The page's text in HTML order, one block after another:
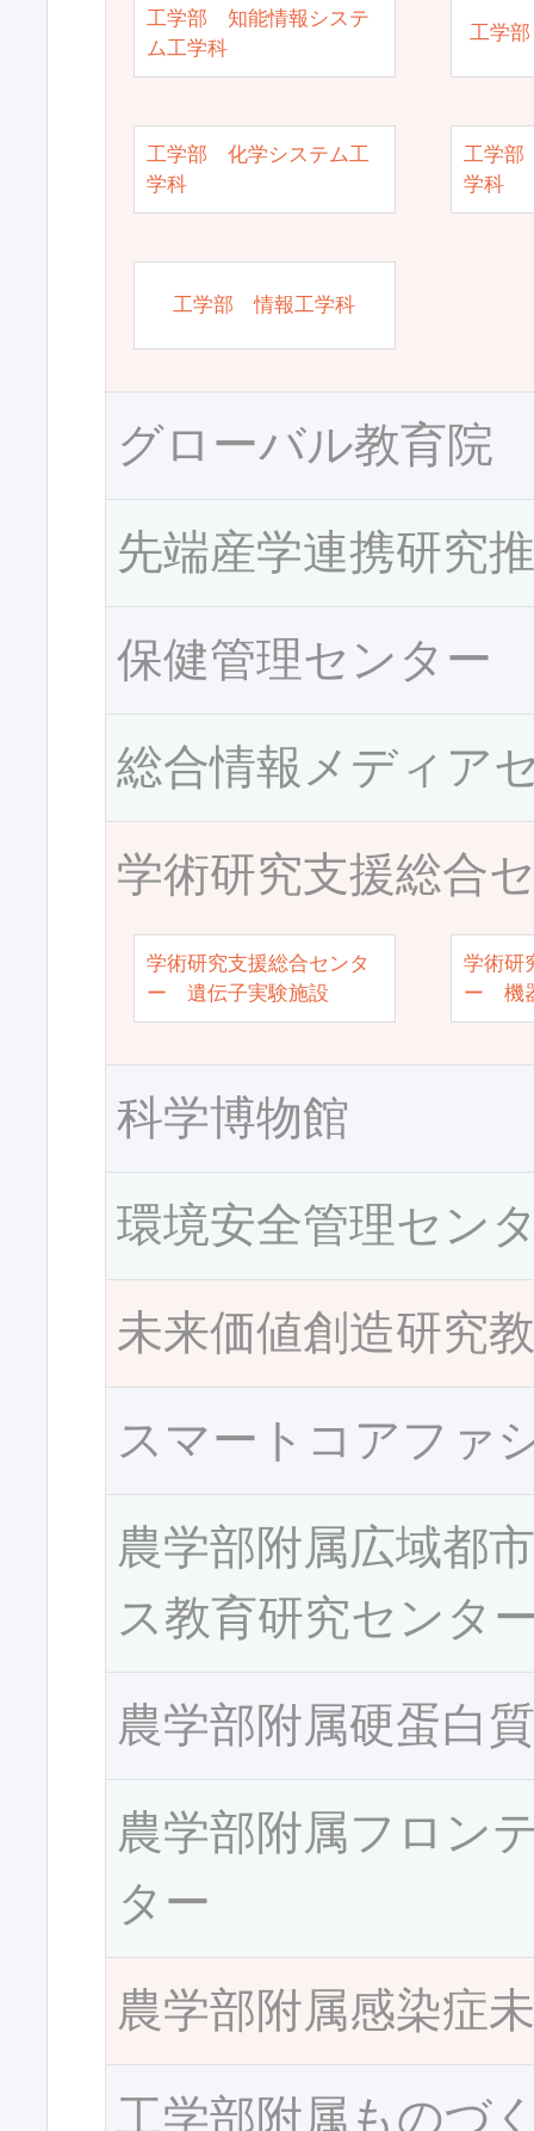
工学部 知能情報システ
ム工学科
工学
工学部 化学システム工
学科
工学部
学科
工学部 情報工学科
グローバル教育院
先端産学連携研究
保健管理センター
総合情報メディア
学術研究支援総合
学術研究支援総合センタ
ー 遺伝子実験施設
学術研
ー 機
科学博物館
環境安全管理セン
未来価値創造研究
スマートコアファ
農学部附属広域都
ス教育研究センタ
農学部附属硬蛋白
農学部附属フロン
ター
農学部附属感染症
工学部附属ものづ